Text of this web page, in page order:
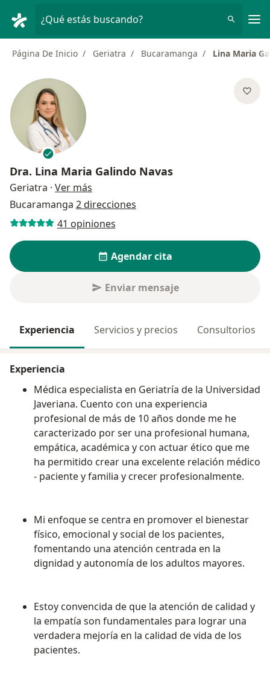
¿Qué estás buscando?
Página De Inicio Geriatra Bucaramanga Lina Maria
Dra. Lina Maria Galindo Navas
Geriatra · Ver más
Bucaramanga 2 direcciones
41 opiniones
Agendar cita
Enviar mensaje
Experiencia Servicios y precios Consultorios
Experiencia
Médica especialista en Geriatría de la Universidad
Javeriana. Cuento con una experiencia
profesional de más de 10 años donde me he
caracterizado por ser una profesional humana,
empática, académica y con actuar ético que me
ha permitido crear una excelente relación médico
- paciente y familia y crecer profesionalmente.
Mi enfoque se centra en promover el bienestar
físico, emocional y social de los pacientes,
fomentando una atención centrada en la
dignidad y autonomía de los adultos mayores.
Estoy convencida de que la atención de calidad y
la empatía son fundamentales para lograr una
verdadera mejoría en la calidad de vida de los
pacientes.